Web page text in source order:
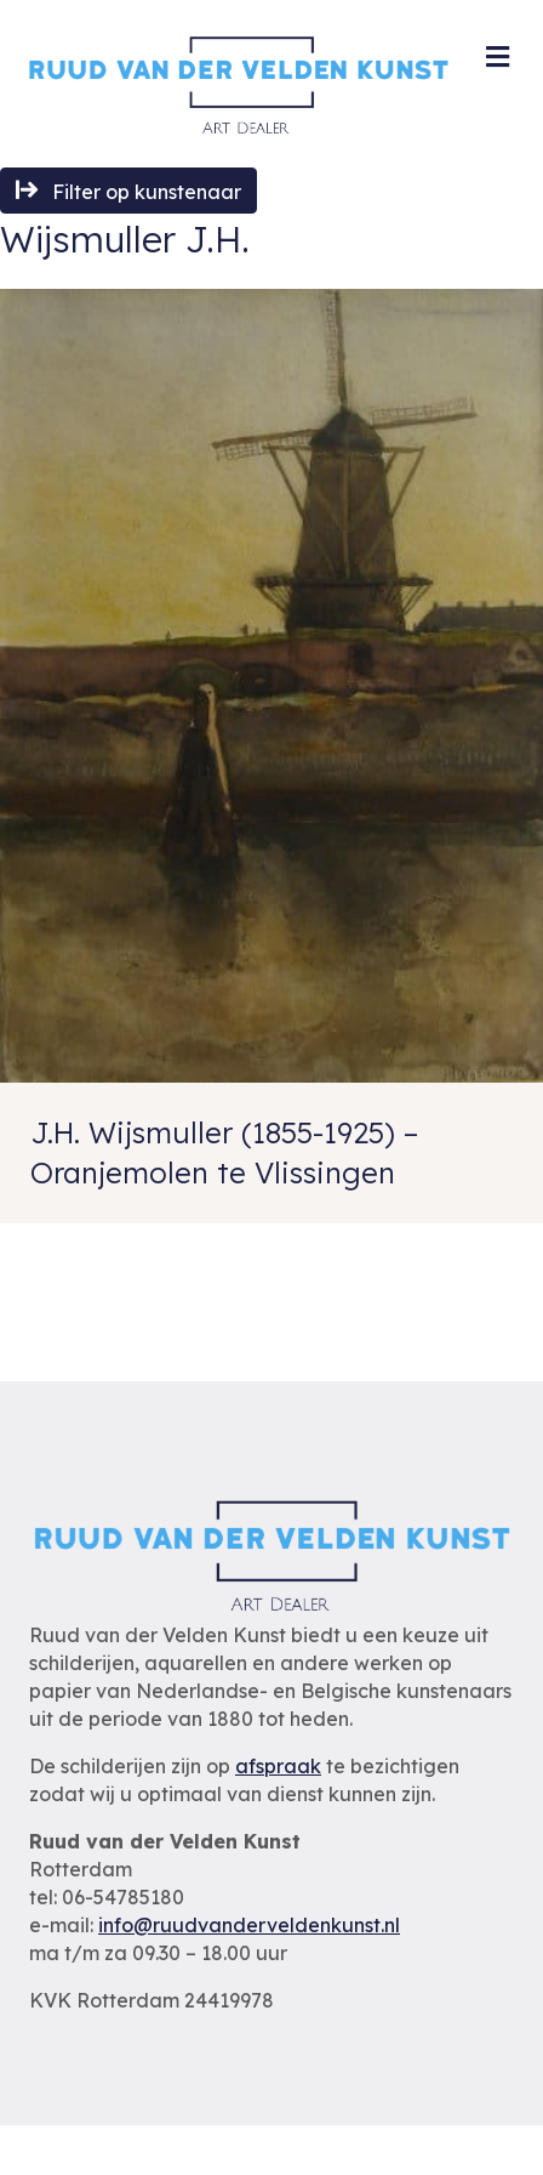
Filter op kunstenaar
Wijsmuller J.H.
J.H. Wijsmuller (1855-1925) –
Oranjemolen te Vlissingen
Ruud van der Velden Kunst biedt u een keuze uit
schilderijen, aquarellen en andere werken op
papier van Nederlandse- en Belgische kunstenaars
uit de periode van 1880 tot heden.
De schilderijen zijn op afspraak te bezichtigen
zodat wij u optimaal van dienst kunnen zijn.
Ruud van der Velden Kunst
Rotterdam
tel: 06-54785180
e-mail: info@ruudvanderveldenkunst.nl
ma t/m za 09.30 – 18.00 uur
KVK Rotterdam 24419978